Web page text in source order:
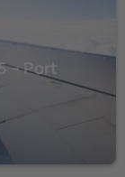
– Port